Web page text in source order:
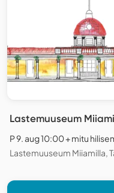
Lastemuuseum
P 9. aug 10:00 + mitu
Lastemuuseum Miiamilla,